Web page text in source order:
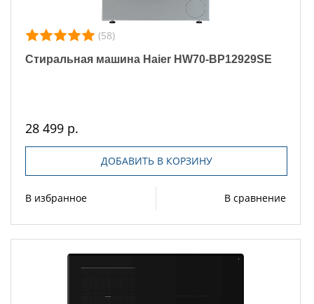
(58)
Стиральная машина Haier HW70-BP12929SE
28 499 р.
ДОБАВИТЬ В КОРЗИНУ
В избранное В сравнение